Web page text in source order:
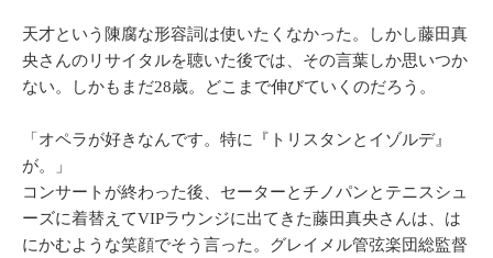
天才という陳腐な形容詞は使いたくなかった。しかし藤田真
央さんのリサイタルを聴いた後では、その言葉しか思いつか
ない。しかもまだ28歳。どこまで伸びていくのだろう。
「オペラが好きなんです。特に『トリスタンとイゾルデ』
が。」
コンサートが終わった後、セーターとチノパンとテニスシュ
ーズに着替えてVIPラウンジに出てきた藤田真央さんは、は
にかむような笑顔でそう言った。グレイメル管弦楽団総監督